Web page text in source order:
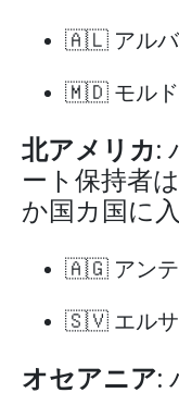
🇦🇱 アルバ
🇲🇩 モルド
北アメリカ:
ート保持者
か国カ国に
🇦🇬 アンテ
🇸🇻 エルサ
オセアニア: